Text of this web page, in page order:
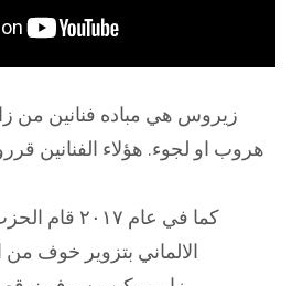
زيروس هي مباده فنانين من
هروب او لجوء. هؤلاء الفنانين
كما في عام
الالماني بتزوير خوف من